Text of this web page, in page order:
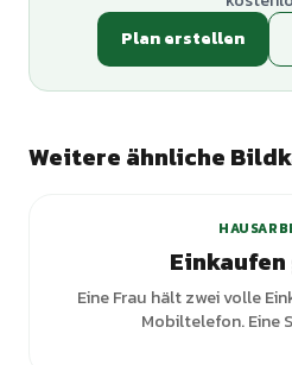
Plan erstellen
Weitere ähnliche
Einkaufen
Eine Frau hält zwei volle
Mobiltelefon. Eine